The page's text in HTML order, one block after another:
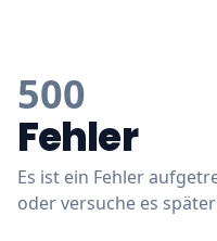
500
Fehler
Es ist ein Fehler
oder versuche es